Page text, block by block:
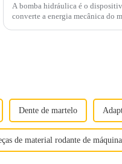
A bomba hidráulica é o
converte a energia mecânica do
Dente de martelo
de material rodante de